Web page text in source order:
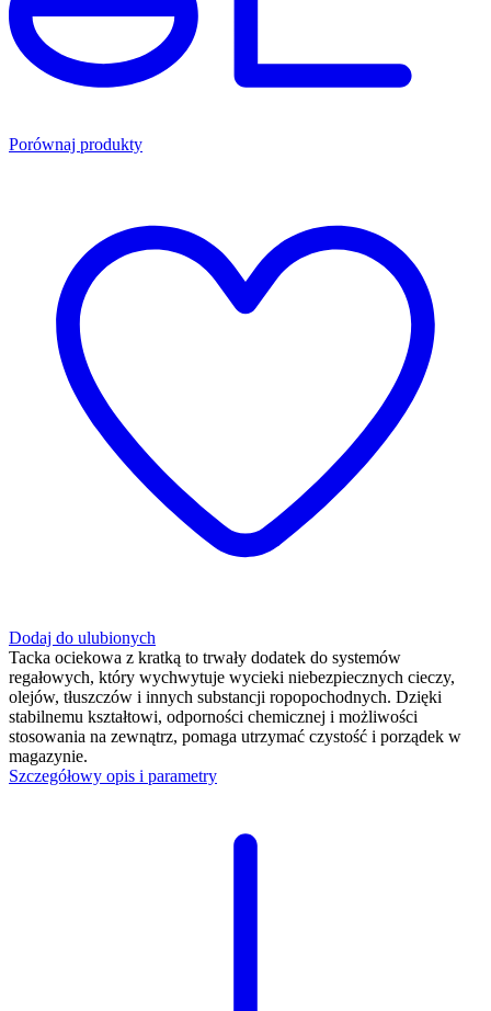
Porównaj produkty
Dodaj do ulubionych
Tacka ociekowa z kratką to trwały dodatek do systemów
regałowych, który wychwytuje wycieki niebezpiecznych cieczy,
olejów, tłuszczów i innych substancji ropopochodnych. Dzięki
stabilnemu kształtowi, odporności chemicznej i możliwości
stosowania na zewnątrz, pomaga utrzymać czystość i porządek w
magazynie.
Szczegółowy opis i parametry